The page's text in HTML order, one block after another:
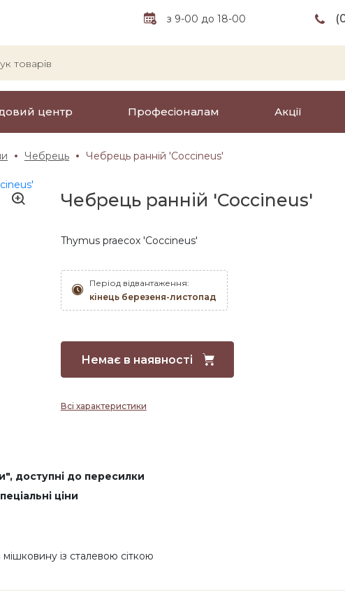
з 9-00 до 18-00
центр Професіоналам Акції
Чебрець Чебрець ранній 'Coccineus'
Чебрець ранній 'Coccineus'
Thymus praecox 'Coccineus'
Період відвантаження:
кінець березеня-листопад
Немає в наявності
Всі характеристики
доступні до пересилки
ціни
із сталевою сіткою